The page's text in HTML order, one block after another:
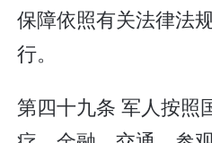
保障依照有关法律法
行。
第四十九条 军人按照